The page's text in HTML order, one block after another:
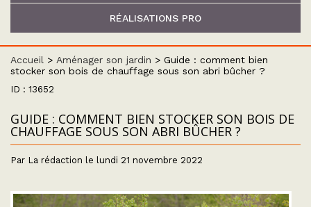
RÉALISATIONS PRO
Accueil > Aménager son jardin > Guide : comment bien
stocker son bois de chauffage sous son abri bûcher ?
ID : 13652
GUIDE : COMMENT BIEN STOCKER SON BOIS DE
CHAUFFAGE SOUS SON ABRI BÛCHER ?
Par La rédaction le lundi 21 novembre 2022